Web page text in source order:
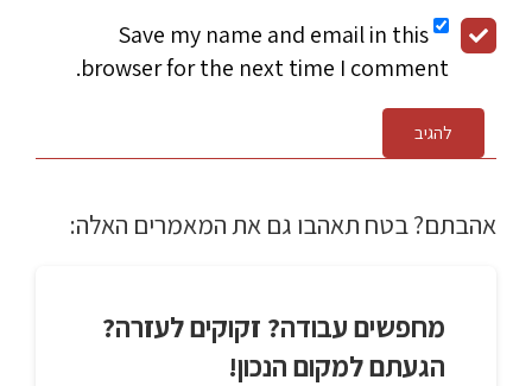
Save my name and email in this
browser for the next time I comment.
להגיב
אהבתם? בטח תאהבו גם את המאמרים האלה:
מחפשים עבודה? זקוקים לעזרה?
הגעתם למקום הנכון!